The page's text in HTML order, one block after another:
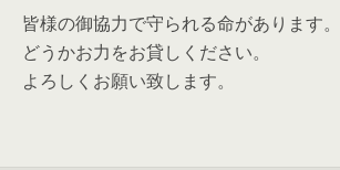
皆様の御協力で守られる命があります。
どうかお力をお貸しください。
よろしくお願い致します。